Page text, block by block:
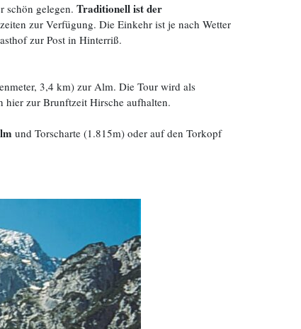
schön gelegen. Traditionell ist der
zur Verfügung. Die Einkehr ist je nach Wetter
zur Post in Hinterriß.
3,4 km) zur Alm. Die Tour wird als
hier zur Brunftzeit Hirsche aufhalten.
und Torscharte (1.815m) oder auf den Torkopf